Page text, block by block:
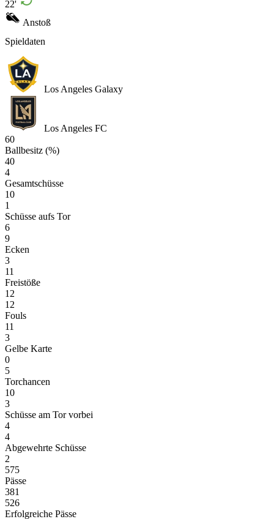
22'
Anstoß
Spieldaten
Los Angeles Galaxy
Los Angeles FC
60
Ballbesitz (%)
40
4
Gesamtschüsse
10
1
Schüsse aufs Tor
6
9
Ecken
3
11
Freistöße
12
12
Fouls
11
3
Gelbe Karte
0
5
Torchancen
10
3
Schüsse am Tor vorbei
4
4
Abgewehrte Schüsse
2
575
Pässe
381
526
Erfolgreiche Pässe